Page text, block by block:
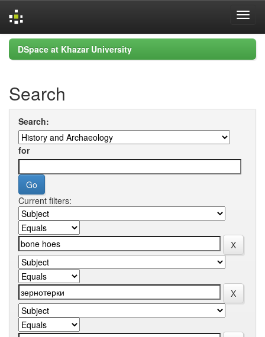
Skip
navigation
DSpace at Khazar University
Search
Search:
for
Current filters: